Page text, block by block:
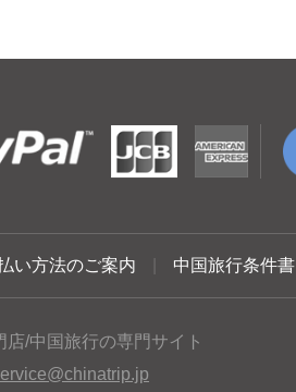
い方法のご案内 中国旅行条件書
/中国旅行の専門サイト